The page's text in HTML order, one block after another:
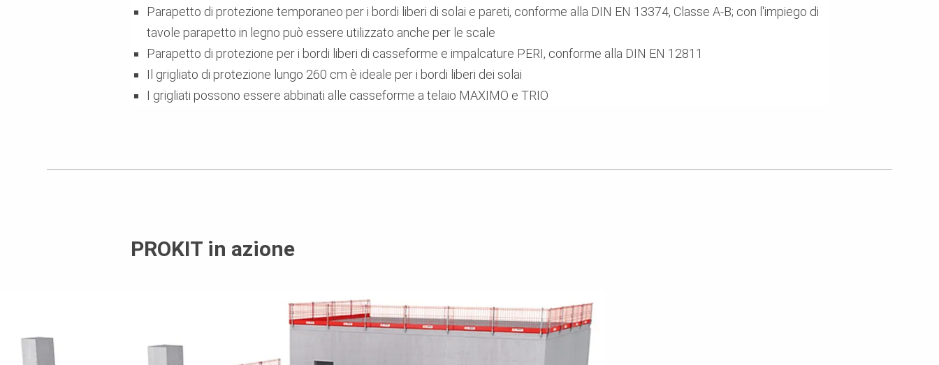
Parapetto di protezione temporaneo per i bordi liberi di solai e pareti, conforme alla DIN EN 13374, Classe A-B; con l'impiego di
tavole parapetto in legno può essere utilizzato anche per le scale
Parapetto di protezione per i bordi liberi di casseforme e impalcature PERI, conforme alla DIN EN 12811
Il grigliato di protezione lungo 260 cm è ideale per i bordi liberi dei solai
I grigliati possono essere abbinati alle casseforme a telaio MAXIMO e TRIO
PROKIT in azione